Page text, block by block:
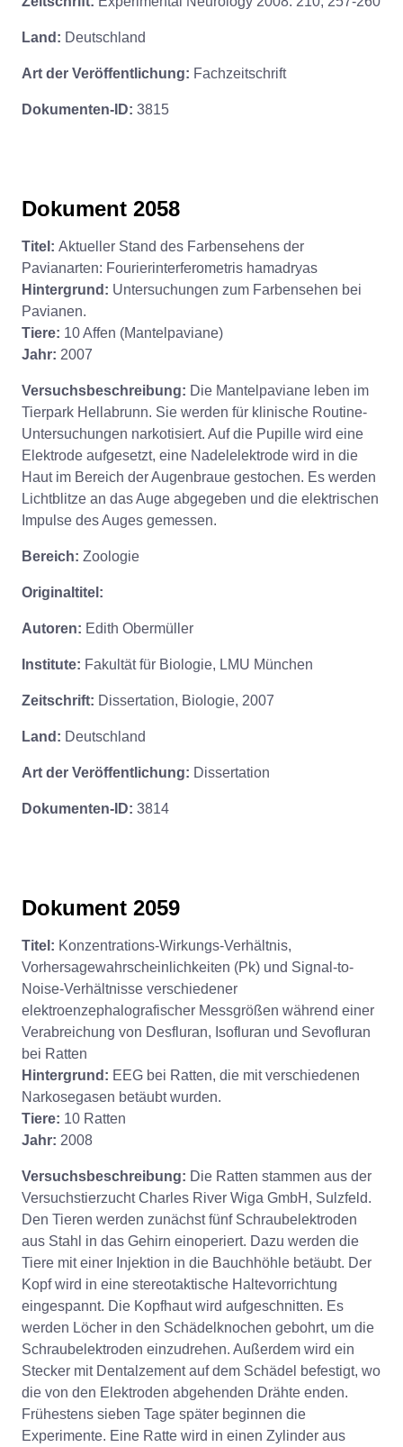
Land: Deutschland
Art der Veröffentlichung: Fachzeitschrift
Dokumenten-ID: 3815
Dokument 2058
Titel: Aktueller Stand des Farbensehens der
Pavianarten: Fourierinterferometris hamadryas
Hintergrund: Untersuchungen zum Farbensehen bei
Pavianen.
Tiere: 10 Affen (Mantelpaviane)
Jahr: 2007
Versuchsbeschreibung: Die Mantelpaviane leben im
Tierpark Hellabrunn. Sie werden für klinische Routine-
Untersuchungen narkotisiert. Auf die Pupille wird eine
Elektrode aufgesetzt, eine Nadelelektrode wird in die
Haut im Bereich der Augenbraue gestochen. Es werden
Lichtblitze an das Auge abgegeben und die elektrischen
Impulse des Auges gemessen.
Bereich: Zoologie
Originaltitel:
Autoren: Edith Obermüller
Institute: Fakultät für Biologie, LMU München
Zeitschrift: Dissertation, Biologie, 2007
Land: Deutschland
Art der Veröffentlichung: Dissertation
Dokumenten-ID: 3814
Dokument 2059
Titel: Konzentrations-Wirkungs-Verhältnis,
Vorhersagewahrscheinlichkeiten (Pk) und Signal-to-
Noise-Verhältnisse verschiedener
elektroenzephalografischer Messgrößen während einer
Verabreichung von Desfluran, Isofluran und Sevofluran
bei Ratten
Hintergrund: EEG bei Ratten, die mit verschiedenen
Narkosegasen betäubt wurden.
Tiere: 10 Ratten
Jahr: 2008
Versuchsbeschreibung: Die Ratten stammen aus der
Versuchstierzucht Charles River Wiga GmbH, Sulzfeld.
Den Tieren werden zunächst fünf Schraubelektroden
aus Stahl in das Gehirn einoperiert. Dazu werden die
Tiere mit einer Injektion in die Bauchhöhle betäubt. Der
Kopf wird in eine stereotaktische Haltevorrichtung
eingespannt. Die Kopfhaut wird aufgeschnitten. Es
werden Löcher in den Schädelknochen gebohrt, um die
Schraubelektroden einzudrehen. Außerdem wird ein
Stecker mit Dentalzement auf dem Schädel befestigt, wo
die von den Elektroden abgehenden Drähte enden.
Frühestens sieben Tage später beginnen die
Experimente. Eine Ratte wird in einen Zylinder aus